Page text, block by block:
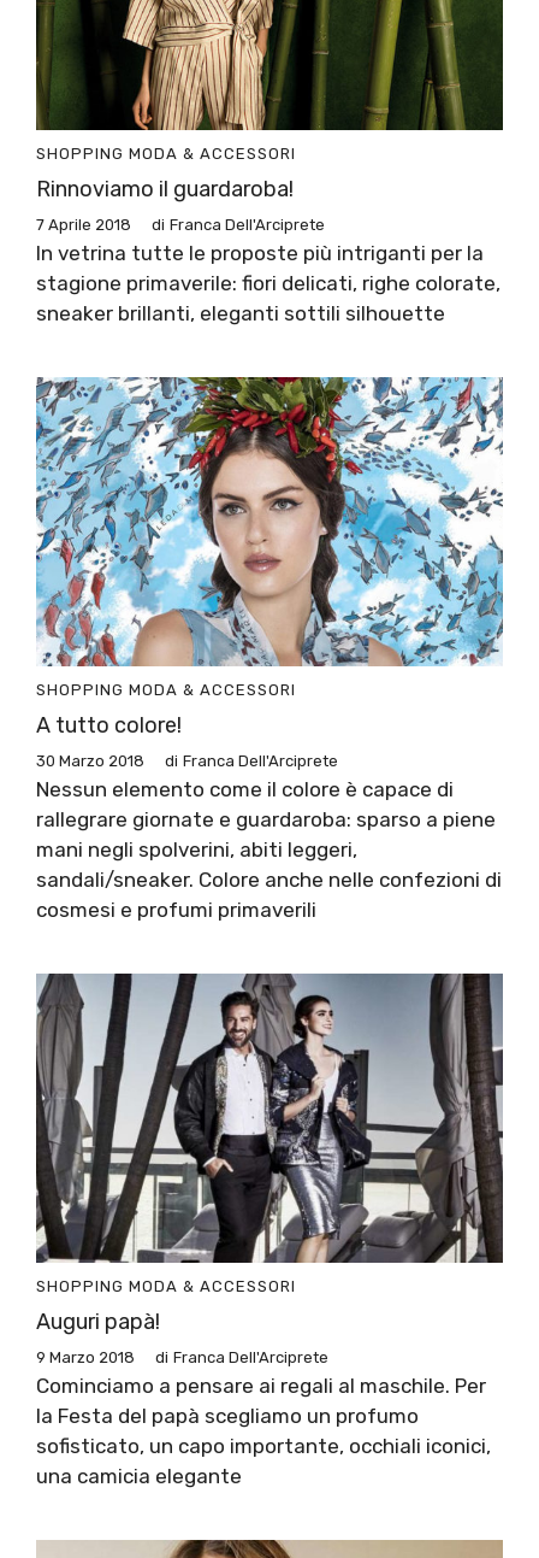
SHOPPING MODA & ACCESSORI
Rinnoviamo il guardaroba!
7 Aprile 2018 di Franca Dell'Arciprete
In vetrina tutte le proposte più intriganti per la
stagione primaverile: fiori delicati, righe colorate,
sneaker brillanti, eleganti sottili silhouette
SHOPPING MODA & ACCESSORI
A tutto colore!
30 Marzo 2018 di Franca Dell'Arciprete
Nessun elemento come il colore è capace di
rallegrare giornate e guardaroba: sparso a piene
mani negli spolverini, abiti leggeri,
sandali/sneaker. Colore anche nelle confezioni di
cosmesi e profumi primaverili
SHOPPING MODA & ACCESSORI
Auguri papà!
9 Marzo 2018 di Franca Dell'Arciprete
Cominciamo a pensare ai regali al maschile. Per
la Festa del papà scegliamo un profumo
sofisticato, un capo importante, occhiali iconici,
una camicia elegante